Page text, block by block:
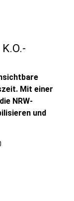
Mit einer
NRW-
und